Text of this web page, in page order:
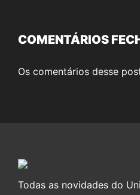
COMENTÁRIOS
Os comentários desse
Todas as novidades do